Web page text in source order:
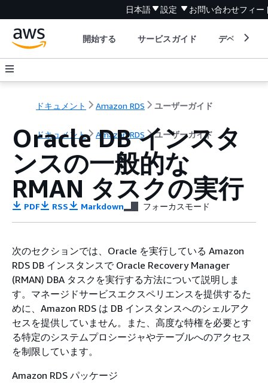
日本語 設定 お問い合わせフィー
開始する サービスガイド デベロッパ
ドキュメント Amazon RDS ユーザーガイド
ドキュメント Amazon RDS ユーザーガイド
Oracle DB インスタ
ンスの一般的な
RMAN タスクの実行
PDF RSS Markdown フォーカスモード
次のセクションでは、Oracle を実行している Amazon
RDS DB インスタンスで Oracle Recovery Manager
(RMAN) DBA タスクを実行する方法について説明しま
す。マネージドサービスエクスペリエンスを提供するた
めに、Amazon RDS は DB インスタンスへのシェルアク
セスを提供していません。また、高度な特権を必要とす
る特定のシステムプロシージャやテーブルへのアクセス
を制限しています。
Amazon RDS パッケージ